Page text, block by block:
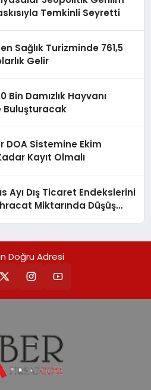
Temkinli Seyretti
Sağlık Turizminde 761,5
Gelir
Bin Damızlık Hayvanı
Buluşturacak
DOA Sistemine Ekim
Kayıt Olmalı
Ayı Dış Ticaret Endekslerini
Miktarında Düşüş
Doğru Adresi